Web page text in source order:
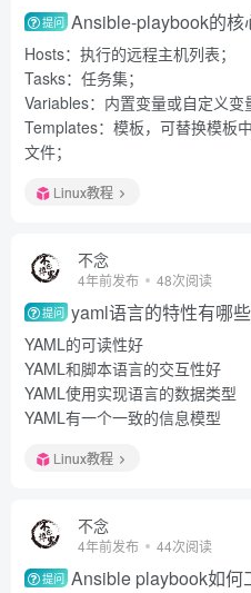
提问 Ansible-playbook的核
Hosts：执行的远程主机列表；
Tasks：任务集；
Variables：内置变量或自定义变
Templates：模板，可替换模板
文件；
Linux教程
不念
4年前发布 48次阅读
提问 yaml语言的特性有哪些
YAML的可读性好
YAML和脚本语言的交互性好
YAML使用实现语言的数据类型
YAML有一个一致的信息模型
Linux教程
不念
4年前发布 44次阅读
提问 Ansible playbook如何